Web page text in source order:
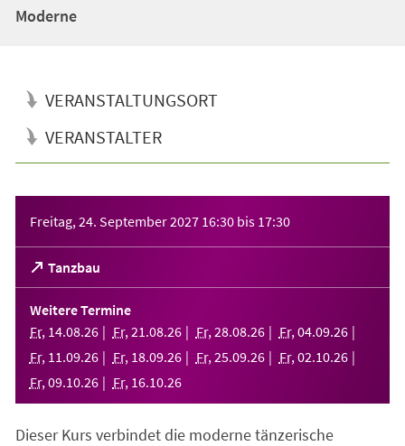
Moderne
VERANSTALTUNGSORT
VERANSTALTER
Freitag, 24. September 2027 16:30 bis 17:30
Tanzbau
(Öffnet
in
einem
neuen
Tab)
Weitere Termine
Fr, 14.08.26 Fr, 21 .08.26 Fr, 28.08.26 Fr, 04.09.26
Fr, 11 .09.26 Fr, 18.09.26 Fr, 25.09.26 Fr, 02.10.26
Fr, 09.10.26 Fr, 16.10.26
Dieser Kurs verbindet die moderne tänzerische